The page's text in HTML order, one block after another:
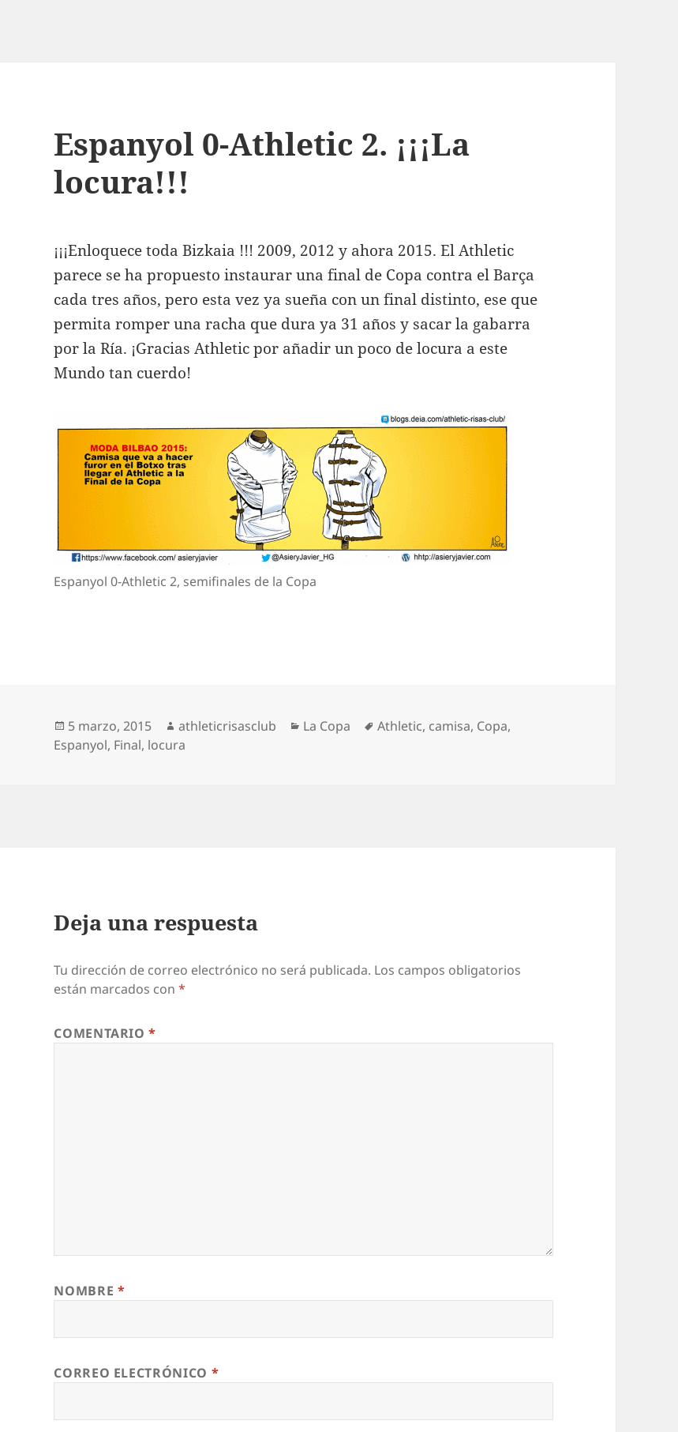
Espanyol 0-Athletic 2. ¡¡¡La
locura!!!
¡¡¡Enloquece toda Bizkaia !!! 2009, 2012 y ahora 2015. El Athletic
parece se ha propuesto instaurar una final de Copa contra el Barça
cada tres años, pero esta vez ya sueña con un final distinto, ese que
permita romper una racha que dura ya 31 años y sacar la gabarra
por la Ría. ¡Gracias Athletic por añadir un poco de locura a este
Mundo tan cuerdo!
Espanyol 0-Athletic 2, semifinales de la Copa
Publicado
el
5 marzo, 2015 Autor
athleticrisasclub Categorías
La Copa Etiquetas
Athletic, camisa, Copa,
Espanyol, Final, locura
Deja una respuesta
Tu dirección de correo electrónico no será publicada. Los campos obligatorios
están marcados con*
COMENTARIO*
NOMBRE *
CORREO ELECTRÓNICO *